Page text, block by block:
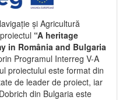
și Agricultură
“A heritage
in România and Bulgaria
Programul Interreg V-A
proiectului este format din
de leader de proiect, iar
din Bulgaria este